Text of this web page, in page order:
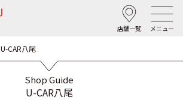
店舗一覧 メニュー
U-CAR八尾
Shop Guide
U-CAR八尾